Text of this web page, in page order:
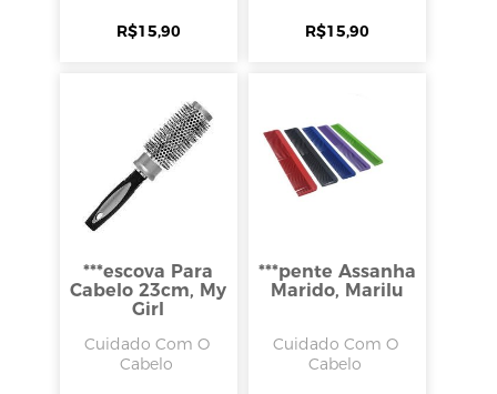
R$15,90 R$15,90
***escova Para
Cabelo 23cm, My
Girl
Cuidado Com O
Cabelo
***pente Assanha
Marido, Marilu
Cuidado Com O
Cabelo